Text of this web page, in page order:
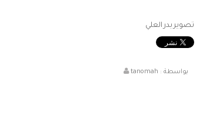
تصوير بدر العلي
بواسطة : tanomah